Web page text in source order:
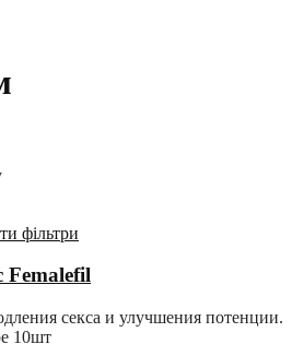
фільтри
Femalefil